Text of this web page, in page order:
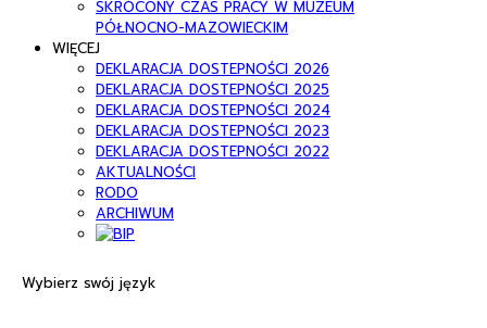
SKRÓCONY CZAS PRACY W MUZEUM
PÓŁNOCNO-MAZOWIECKIM
WIĘCEJ
DEKLARACJA DOSTEPNOŚCI 2026
DEKLARACJA DOSTEPNOŚCI 2025
DEKLARACJA DOSTEPNOŚCI 2024
DEKLARACJA DOSTEPNOŚCI 2023
DEKLARACJA DOSTEPNOŚCI 2022
AKTUALNOŚCI
RODO
ARCHIWUM
Wybierz swój język